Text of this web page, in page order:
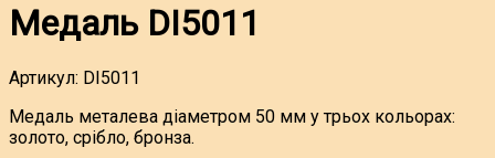
Медаль DI5011
Артикул: DI5011
Медаль металева діаметром 50 мм у трьох кольорах:
золото, срібло, бронза.